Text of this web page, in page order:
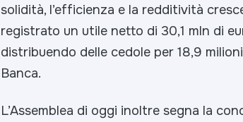
solidità, l’efficienza e la redditività
registrato un utile netto di 30,1 mln di
distribuendo delle cedole per 18,9
Banca.
L’Assemblea di oggi inoltre segna la